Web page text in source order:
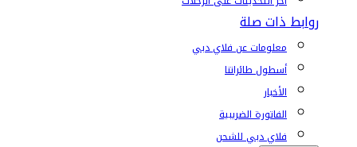
روابط ذات صلة
معلومات عن فلاي دبي
أسطول طائراتنا
الأخبار
الفاتورة الضريبية
فلاي دبي للشحن